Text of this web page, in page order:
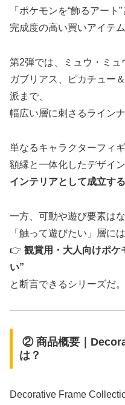
「ポケモンを“飾るアート
完成度の高い買いアイテム
第2弾では、ミュウ・ミュ
ガブリアス、ピカチュー
派まで、
幅広い層に刺さるライン
単なるキャラクターフィ
額縁と一体化したデザイ
インテリアとして成立す
一方、可動や遊び要素はな
「触って遊びたい」層に
👉 観賞用・大人向けポケ
い”
と断言できるシリーズだ。
② 商品概要｜
は？
Decorative Frame